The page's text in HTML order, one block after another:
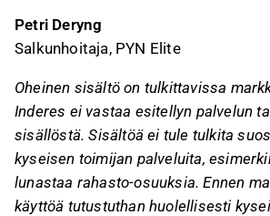
Petri Deryng
Salkunhoitaja, PYN Elite
Oheinen sisältö on tulkittavissa
Inderes ei vastaa esitellyn palvelun
sisällöstä. Sisältöä ei tule tulkita
kyseisen toimijan palveluita,
lunastaa rahasto-osuuksia. Ennen
käyttöä tutustuthan huolellisesti